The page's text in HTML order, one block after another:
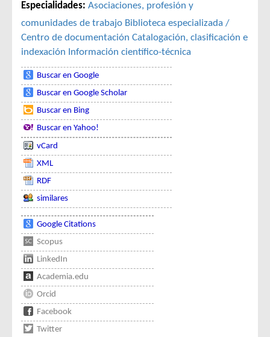
Especialidades: Asociaciones, profesión y
comunidades de trabajo Biblioteca especializada /
Centro de documentación Catalogación, clasificación e
indexación Información científico-técnica
Buscar en Google
Buscar en Google Scholar
Buscar en Bing
Buscar en Yahoo!
vCard
XML
RDF
similares
Google Citations
Scopus
LinkedIn
Academia.edu
Orcid
Facebook
Twitter